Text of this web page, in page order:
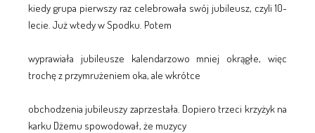
kiedy grupa pierwszy raz celebrowała swój jubileusz, czyli 10-
lecie. Już wtedy w Spodku. Potem
wyprawiała jubileusze kalendarzowo mniej okrągłe, więc
trochę z przymrużeniem oka, ale wkrótce
obchodzenia jubileuszy zaprzestała. Dopiero trzeci krzyżyk na
karku Dżemu spowodował, że muzycy